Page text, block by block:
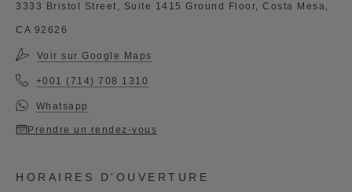
3333 Bristol Street, Suite 1415 Ground Floor, Costa Mesa,
CA 92626
Voir sur Google Maps
+001 (714) 708 1310
Whatsapp
Prendre un rendez-vous
HORAIRES D'OUVERTURE